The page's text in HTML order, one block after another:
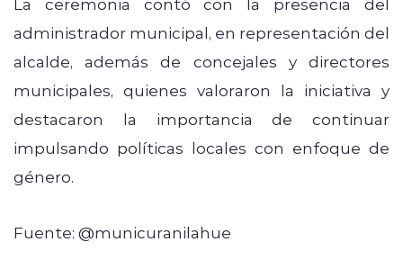
administrador municipal, en representación del
alcalde, además de concejales y directores
municipales, quienes valoraron la iniciativa y
destacaron la importancia de continuar
impulsando políticas locales con enfoque de
género.
Fuente: @municuranilahue